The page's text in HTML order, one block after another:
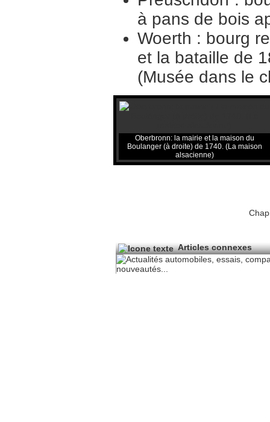
à pans de bois
Woerth : bourg
et la bataille de
(Musée dans le
Oberbronn: la mairie et la maison du
Boulanger (à droite) de 1740. (La maison
alsacienne)
Articles connexes